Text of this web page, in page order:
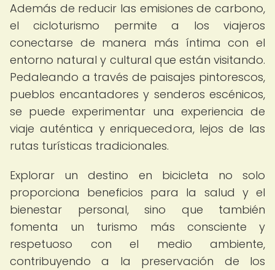
Además de reducir las emisiones de carbono,
el cicloturismo permite a los viajeros
conectarse de manera más íntima con el
entorno natural y cultural que están visitando.
Pedaleando a través de paisajes pintorescos,
pueblos encantadores y senderos escénicos,
se puede experimentar una experiencia de
viaje auténtica y enriquecedora, lejos de las
rutas turísticas tradicionales.
Explorar un destino en bicicleta no solo
proporciona beneficios para la salud y el
bienestar personal, sino que también
fomenta un turismo más consciente y
respetuoso con el medio ambiente,
contribuyendo a la preservación de los